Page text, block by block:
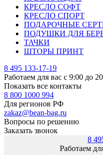
КРЕСЛО СОФТ
КРЕСЛО СПОРТ
ПОДАРОЧНЫЕ
ПОДУШКИ ДЛЯ
ТАЧКИ
ШТОРЫ ПРИНТ
8 495 133-17-19
Работаем для вас с 9:00 до
Показать все контакты
8 800 1000 994
Для регионов РФ
zakaz@bean-bag.ru
Вопросы по решению
Заказать звонок
8
Работаем